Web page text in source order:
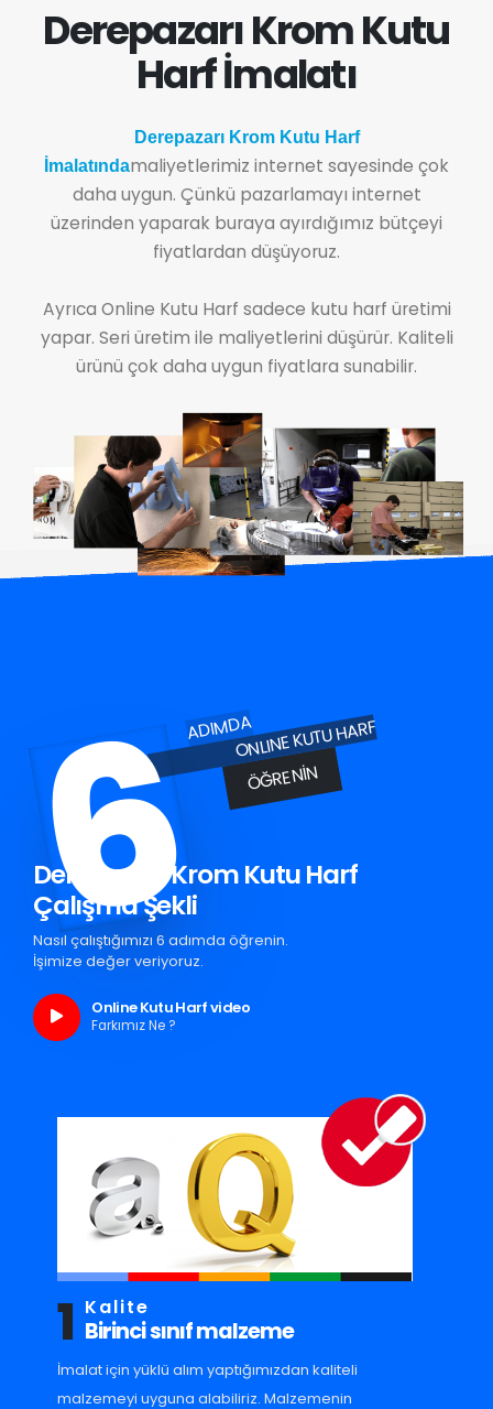
Derepazarı Krom Kutu
Harf İmalatı
Derepazarı Krom Kutu Harf
İmalatındamaliyetlerimiz internet sayesinde çok
daha uygun. Çünkü pazarlamayı internet
üzerinden yaparak buraya ayırdığımız bütçeyi
fiyatlardan düşüyoruz.
Ayrıca Online Kutu Harf sadece kutu harf üretimi
yapar. Seri üretim ile maliyetlerini düşürür. Kaliteli
ürünü çok daha uygun fiyatlara sunabilir.
6ADIMDAONLINE KUTU HARF
ÖĞRENIN
Derepazarı Krom Kutu Harf
Çalışma Şekli
Nasıl çalıştığımızı 6 adımda öğrenin.
İşimize değer veriyoruz.
Online Kutu Harf video
Farkımız Ne ?
1 Kalite
Birinci sınıf malzeme
İmalat için yüklü alım yaptığımızdan kaliteli
malzemeyi uyguna alabiliriz. Malzemenin